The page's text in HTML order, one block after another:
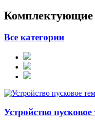
Комплектующие
Все категории
Устройство